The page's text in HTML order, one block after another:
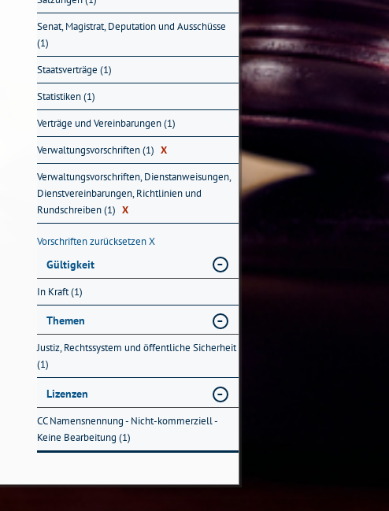
Senat, Magistrat, Deputation und Ausschüsse
(1)
Staatsverträge (1)
Statistiken (1)
Verträge und Vereinbarungen (1)
Verwaltungsvorschriften (1) X
Verwaltungsvorschriften, Dienstanweisungen,
Dienstvereinbarungen, Richtlinien und
Rundschreiben (1) X
Vorschriften zurücksetzenX
Gültigkeit
In Kraft (1)
Themen
Justiz, Rechtssystem und öffentliche Sicherheit
(1)
Lizenzen
CC Namensnennung - Nicht-kommerziell -
Keine Bearbeitung (1)